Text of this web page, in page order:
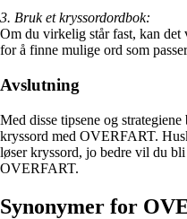
3. Bruk et kryssordordbok:
Om du virkelig står fast, kan
for å finne mulige ord som
Avslutning
Med disse tipsene og
kryssord med OVERFART.
løser kryssord, jo bedre vil du
OVERFART.
Synonymer for